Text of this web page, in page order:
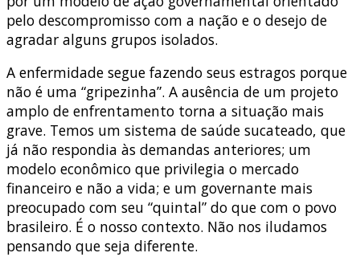
pelo descompromisso com a nação e o desejo de
agradar alguns grupos isolados.
A enfermidade segue fazendo seus estragos porque
não é uma “gripezinha”. A ausência de um projeto
amplo de enfrentamento torna a situação mais
grave. Temos um sistema de saúde sucateado, que
já não respondia às demandas anteriores; um
modelo econômico que privilegia o mercado
financeiro e não a vida; e um governante mais
preocupado com seu “quintal” do que com o povo
brasileiro. É o nosso contexto. Não nos iludamos
pensando que seja diferente.